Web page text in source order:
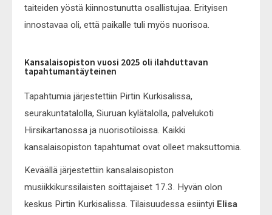
taiteiden yöstä kiinnostunutta osallistujaa. Erityisen
innostavaa oli, että paikalle tuli myös nuorisoa.
Kansalaisopiston vuosi 2025 oli ilahduttavan
tapahtumantäyteinen
Tapahtumia järjestettiin Pirtin Kurkisalissa,
seurakuntatalolla, Siuruan kylätalolla, palvelukoti
Hirsikartanossa ja nuorisotiloissa. Kaikki
kansalaisopiston tapahtumat ovat olleet maksuttomia.
Keväällä järjestettiin kansalaisopiston
musiikkikurssilaisten soittajaiset 17.3. Hyvän olon
keskus Pirtin Kurkisalissa. Tilaisuudessa esiintyi Elisa